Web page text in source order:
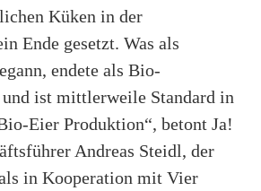
Küken in der
Ende gesetzt. Was als
endete als Bio-
ist mittlerweile Standard in
Eier Produktion“, betont Ja!
Andreas Steidl, der
in Kooperation mit Vier